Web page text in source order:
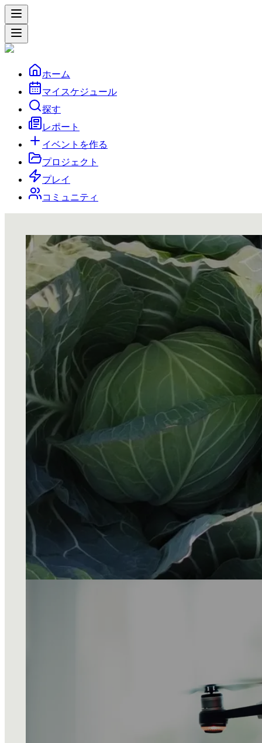
ホーム
マイスケジュール
探す
レポート
イベントを作る
プロジェクト
プレイ
コミュニティ